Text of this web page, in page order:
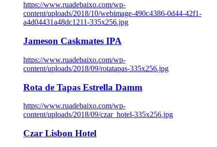
https://www.ruadebaixo.com/wp-
content/uploads/2018/10/webimage-490c4386-0d44-42f1-
a4d04431a48dc1211-335x256.jpg
Jameson Caskmates IPA
https://www.ruadebaixo.com/wp-
content/uploads/2018/09/rotatapas-335x256.jpg
Rota de Tapas Estrella Damm
https://www.ruadebaixo.com/wp-
content/uploads/2018/09/czar_hotel-335x256.jpg
Czar Lisbon Hotel